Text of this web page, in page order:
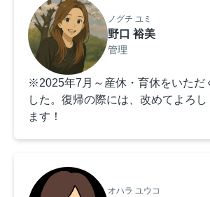
ノグチ ユミ
野口 裕美
管理
※2025年7月～産休・育休をいただ
した。復帰の際には、改めてよろ
ます！
オハラ ユウコ